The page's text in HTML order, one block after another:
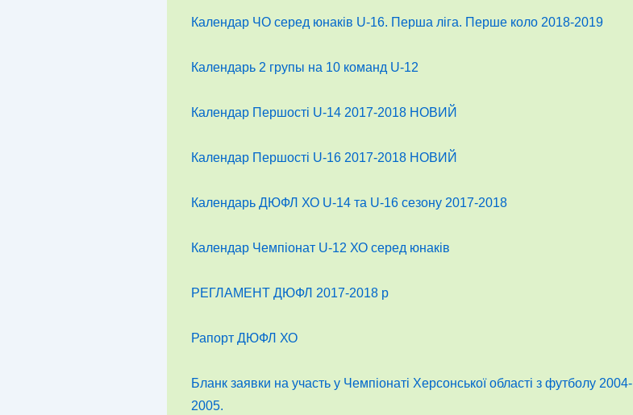
Календар ЧО серед юнаків U-16. Перша ліга. Перше коло 2018-2019
Календарь 2 групы на 10 команд U-12
Календар Першості U-14 2017-2018 НОВИЙ
Календар Першості U-16 2017-2018 НОВИЙ
Календарь ДЮФЛ ХО U-14 та U-16 сезону 2017-2018
Календар Чемпіонат U-12 ХО серед юнаків
РЕГЛАМЕНТ ДЮФЛ 2017-2018 р
Рапорт ДЮФЛ ХО
Бланк заявки на участь у Чемпіонаті Херсонської області з футболу 2004-
2005.